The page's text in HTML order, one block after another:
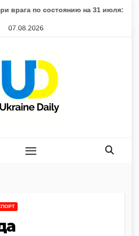
на 31 июля: сводка
07.08.2026